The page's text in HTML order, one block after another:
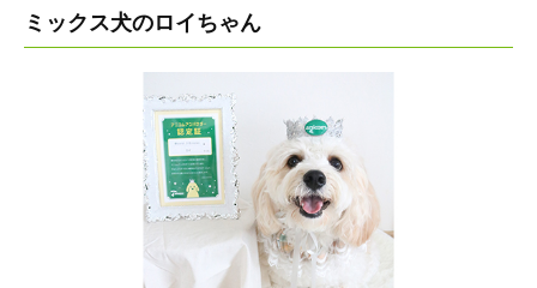
ミックス犬のロイちゃん